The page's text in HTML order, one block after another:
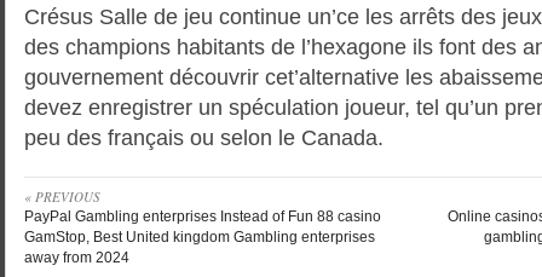
Crésus Salle de jeu continue un’ce les arrêts des
des champions habitants de l’hexagone ils font des
gouvernement découvrir cet’alternative les
devez enregistrer un spéculation joueur, tel qu’un
peu des français ou selon le Canada.
« PREVIOUS
PayPal Gambling enterprises Instead of Fun 88 casino
GamStop, Best United kingdom Gambling enterprises
away from 2024
Online